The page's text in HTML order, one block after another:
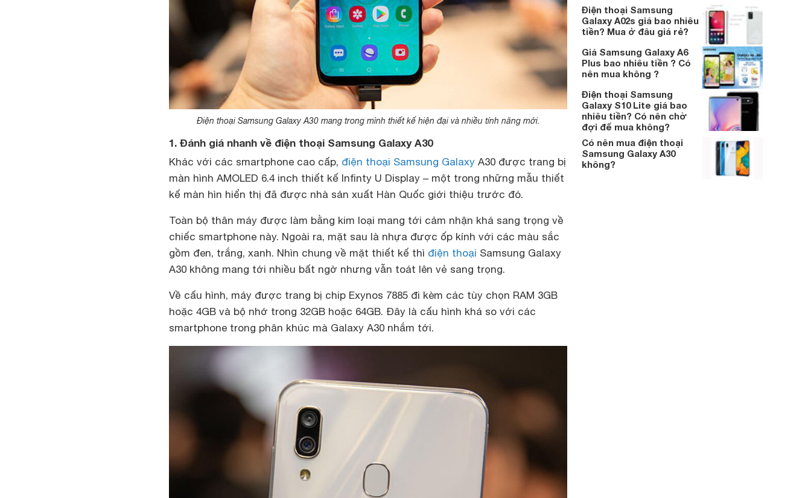
Điện thoại Samsung Galaxy A30 mang trong mình thiết kế hiện đại và nhiều tính năng mới.
1. Đánh giá nhanh về điện thoại Samsung Galaxy A30
Khác với các smartphone cao cấp, điện thoại Samsung Galaxy A30 được trang bị
màn hình AMOLED 6.4 inch thiết kế Infinty U Display – một trong những mẫu thiết
kế màn hìn hiển thị đã được nhà sản xuất Hàn Quốc giới thiệu trước đó.
Toàn bộ thân máy được làm bằng kim loại mang tới cảm nhận khá sang trọng về
chiếc smartphone này. Ngoài ra, mặt sau là nhựa được ốp kính với các màu sắc
gồm đen, trắng, xanh. Nhìn chung về mặt thiết kế thì điện thoại Samsung Galaxy
A30 không mang tới nhiều bất ngờ nhưng vẫn toát lên vẻ sang trọng.
Về cấu hình, máy được trang bị chip Exynos 7885 đi kèm các tùy chọn RAM 3GB
hoặc 4GB và bộ nhớ trong 32GB hoặc 64GB. Đây là cấu hình khá so với các
smartphone trong phân khúc mà Galaxy A30 nhắm tới.
Điện thoại Samsung
Galaxy A02s giá bao nhiêu
tiền? Mua ở đâu giá rẻ?
Giá Samsung Galaxy A6
Plus bao nhiêu tiền ? Có
nên mua không ?
Điện thoại Samsung
Galaxy S10 Lite giá bao
nhiêu tiền? Có nên chờ
đợi để mua không?
Có nên mua điện thoại
Samsung Galaxy A30
không?